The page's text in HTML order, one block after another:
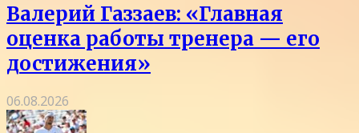
Валерий Газзаев: «Главная
оценка работы тренера — его
достижения»
06.08.2026